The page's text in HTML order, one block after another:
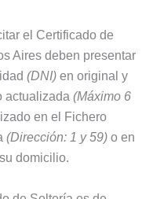
el Certificado de
Aires deben presentar
(DNI) en original y
actualizada (Máximo 6
en el Fichero
(Dirección: 1 y 59) o en
domicilio.